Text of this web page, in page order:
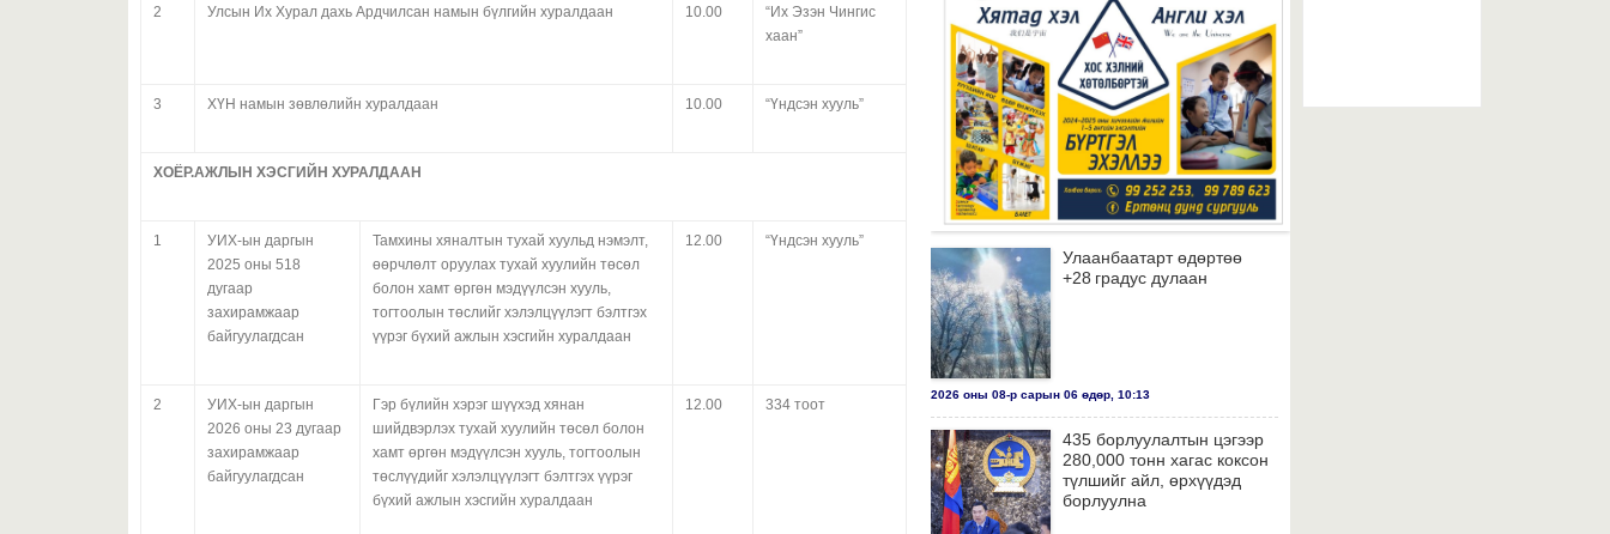
2 Улсын Их Хурал дахь Ардчилсан намын бүлгийн хуралдаан 10.00
“Их Эзэн Чингис
хаан”
3 ХҮН намын зөвлөлийн хуралдаан 10.00 “Үндсэн хууль”
ХОЁР.АЖЛЫН ХЭСГИЙН ХУРАЛДААН
1
УИХ-ын даргын
2025 оны 518
дугаар
захирамжаар
байгуулагдсан
Тамхины хяналтын тухай хуульд нэмэлт,
өөрчлөлт оруулах тухай хуулийн төсөл
болон хамт өргөн мэдүүлсэн хууль,
тогтоолын төслийг хэлэлцүүлэгт бэлтгэх
үүрэг бүхий ажлын хэсгийн хуралдаан
12.00 “Үндсэн хууль”
2
УИХ-ын даргын
2026 оны 23 дугаар
захирамжаар
байгуулагдсан
Гэр бүлийн хэрэг шүүхэд хянан
шийдвэрлэх тухай хуулийн төсөл болон
хамт өргөн мэдүүлсэн хууль, тогтоолын
төслүүдийг хэлэлцүүлэгт бэлтгэх үүрэг
бүхий ажлын хэсгийн хуралдаан
12.00 334 тоот
Улаанбаатарт өдөртөө
+28 градус дулаан
2026 оны 08-р сарын 06 өдөр, 10:13
435 борлуулалтын цэгээр
280,000 тонн хагас коксон
түлшийг айл, өрхүүдэд
борлуулна